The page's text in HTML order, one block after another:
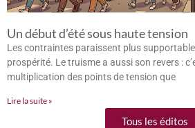
Un début d’été sous haute tension
Les contraintes paraissent plus
prospérité. Le truisme a aussi son revers :
multiplication des points de tension que
Lire la suite »
Tous les éditos